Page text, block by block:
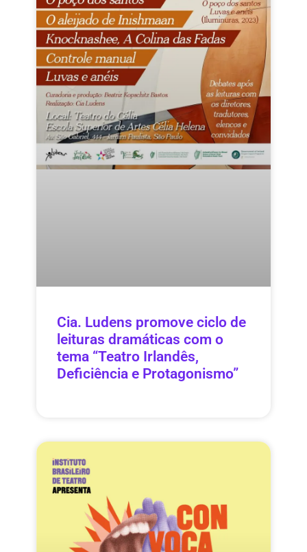
Cia. Ludens promove ciclo de
leituras dramáticas com o
tema “Teatro Irlandês,
Deficiência e Protagonismo”